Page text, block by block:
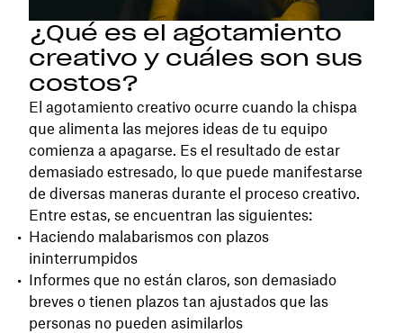
¿Qué es el agotamiento
creativo y cuáles son sus
costos?
El agotamiento creativo ocurre cuando la chispa
que alimenta las mejores ideas de tu equipo
comienza a apagarse. Es el resultado de estar
demasiado estresado, lo que puede manifestarse
de diversas maneras durante el proceso creativo.
Entre estas, se encuentran las siguientes:
Haciendo malabarismos con plazos
ininterrumpidos
Informes que no están claros, son demasiado
breves o tienen plazos tan ajustados que las
personas no pueden asimilarlos